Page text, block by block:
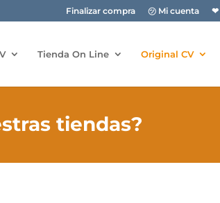
Finalizar compra ㋡ Mi cuenta ❤
Tienda On Line Original CV
tiendas?